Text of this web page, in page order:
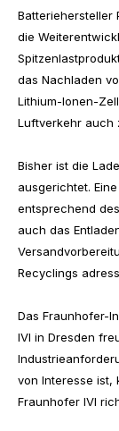
Batteriehersteller
die
das Nachladen
Lithium-Ionen-
Luftverkehr auch
Bisher ist die
ausgerichtet.
entsprechend
auch das
Recyclings
Das Fraunhofer-
IVI in Dresden
von Interesse ist,
Fraunhofer IVI